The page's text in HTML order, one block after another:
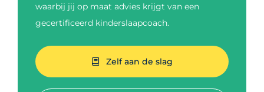
waarbij jij op maat advies krijgt van een
gecertificeerd kinderslaapcoach.
Zelf aan de slag